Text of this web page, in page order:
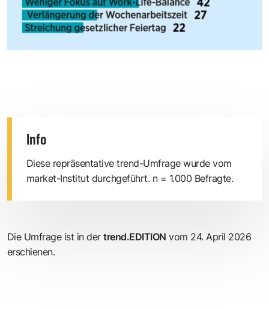
Info
Diese repräsentative trend-Umfrage wurde vom
market-Institut durchgeführt. n = 1.000 Befragte.
Die Umfrage ist in dertrend.EDITION vom 24. April 2026
erschienen.